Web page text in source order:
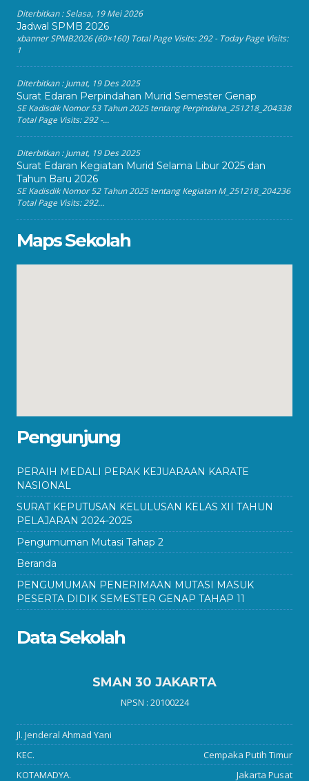
Diterbitkan :Selasa, 19 Mei 2026
Jadwal SPMB 2026
xbanner SPMB2026 (60×160) Total Page Visits: 292 - Today Page Visits:
1
Diterbitkan :Jumat, 19 Des 2025
Surat Edaran Perpindahan Murid Semester Genap
SE Kadisdik Nomor 53 Tahun 2025 tentang Perpindaha_251218_204338
Total Page Visits: 292 -...
Diterbitkan :Jumat, 19 Des 2025
Surat Edaran Kegiatan Murid Selama Libur 2025 dan
Tahun Baru 2026
SE Kadisdik Nomor 52 Tahun 2025 tentang Kegiatan M_251218_204236
Total Page Visits: 292...
Maps Sekolah
Pengunjung
PERAIH MEDALI PERAK KEJUARAAN KARATE
NASIONAL
SURAT KEPUTUSAN KELULUSAN KELAS XII TAHUN
PELAJARAN 2024-2025
Pengumuman Mutasi Tahap 2
Beranda
PENGUMUMAN PENERIMAAN MUTASI MASUK
PESERTA DIDIK SEMESTER GENAP TAHAP 11
Data Sekolah
SMAN 30 JAKARTA
NPSN : 20100224
Jl. Jenderal Ahmad Yani
KEC.
Cempaka Putih Timur
KOTAMADYA.
Jakarta Pusat